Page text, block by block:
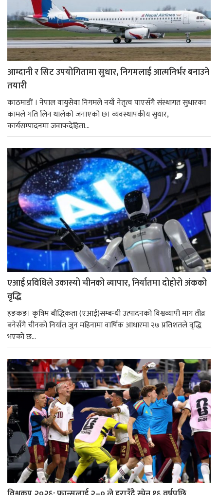
आम्दानी र सिट उपयोगितामा सुधार, निगमलाई आत्मनिर्भर बनाउने
तयारी
काठमाडाैं । नेपाल वायुसेवा निगमले नयाँ नेतृत्व पाएसँगै संस्थागत सुधारका
कामले गति लिन थालेको जनाएको छ। व्यवस्थापकीय सुधार,
कार्यसम्पादनमा जवाफदेहिता...
एआई प्रविधिले उकास्यो चीनको व्यापार, निर्यातमा दोहोरो अंकको
वृद्धि
हङकङ। कृत्रिम बौद्धिकता (एआई)सम्बन्धी उत्पादनको विश्वव्यापी माग तीव्र
बनेसँगै चीनको निर्यात जुन महिनामा वार्षिक आधारमा २७ प्रतिशतले वृद्धि
भएको छ...